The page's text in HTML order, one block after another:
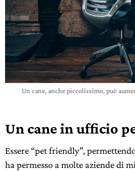
Un cane, anche piccolissimo, può
Un cane in ufficio
Essere “pet friendly”,
ha permesso a molte aziende di